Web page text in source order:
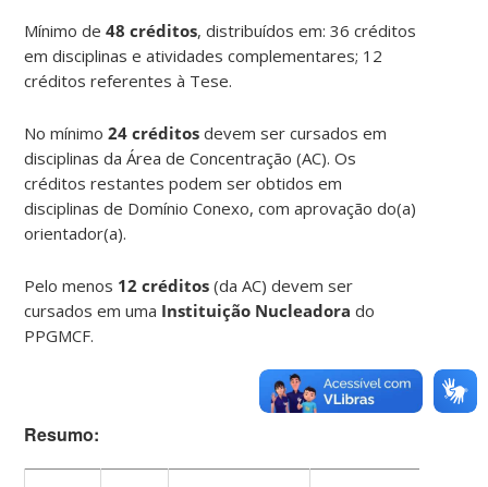
Mínimo de48 créditos, distribuídos em: 36 créditos
em disciplinas e atividades complementares; 12
créditos referentes à Tese.
No mínimo24 créditos devem ser cursados em
disciplinas da Área de Concentração (AC). Os
créditos restantes podem ser obtidos em
disciplinas de Domínio Conexo, com aprovação do(a)
orientador(a).
Pelo menos 12 créditos (da AC) devem ser
cursados em uma Instituição Nucleadora do
PPGMCF.
Resumo: